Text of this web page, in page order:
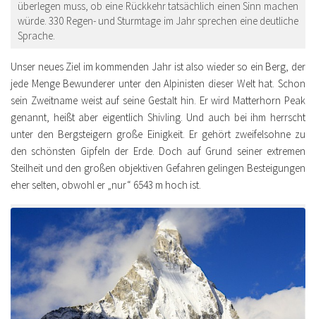
überlegen muss, ob eine Rückkehr tatsächlich einen Sinn machen
würde. 330 Regen- und Sturmtage im Jahr sprechen eine deutliche
Sprache.
Unser neues Ziel im kommenden Jahr ist also wieder so ein Berg, der
jede Menge Bewunderer unter den Alpinisten dieser Welt hat. Schon
sein Zweitname weist auf seine Gestalt hin. Er wird Matterhorn Peak
genannt, heißt aber eigentlich Shivling. Und auch bei ihm herrscht
unter den Bergsteigern große Einigkeit. Er gehört zweifelsohne zu
den schönsten Gipfeln der Erde. Doch auf Grund seiner extremen
Steilheit und den großen objektiven Gefahren gelingen Besteigungen
eher selten, obwohl er „nur“ 6543 m hoch ist.